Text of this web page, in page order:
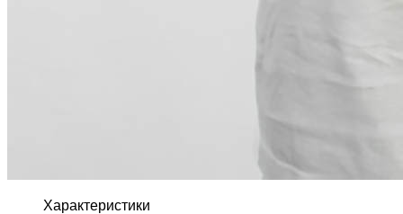
Характеристики